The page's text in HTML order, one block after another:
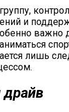
и
важно
лишь